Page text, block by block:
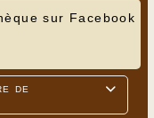
sur Facebook

de